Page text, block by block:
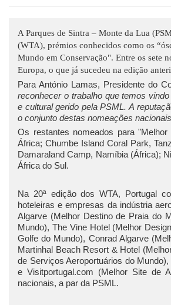
A Parques de Sintra – Monte da Lua
(WTA), prémios conhecidos como os
Mundo em Conservação". Entre os sete
Europa, o que já sucedeu na edição
Para António Lamas, Presidente do
reconhecer o trabalho que temos
e cultural gerido pela PSML. A
o conjunto destas nomeações nacionais
Os restantes nomeados para
África; Chumbe Island Coral Park,
Damaraland Camp, Namíbia (África);
África do Sul.
Na 20ª edição dos WTA, Portugal
hoteleiras e empresas da indústria
Algarve (Melhor Destino de Praia do
Mundo), The Vine Hotel (Melhor
Golfe do Mundo), Conrad Algarve
Martinhal Beach Resort & Hotel
de Serviços Aeroportuários do
e Visitportugal.com (Melhor Site de
nacionais, a par da PSML.